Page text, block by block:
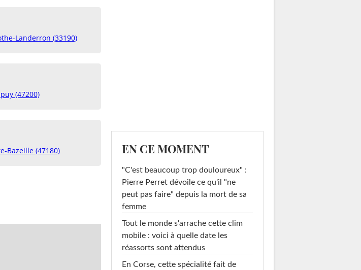
Landerron (33190)
(47200)
Bazeille (47180) EN CE MOMENT
"C'est beaucoup trop douloureux" :
Pierre Perret dévoile ce qu'il "ne
peut pas faire" depuis la mort de sa
femme
Tout le monde s'arrache cette clim
mobile : voici à quelle date les
réassorts sont attendus
En Corse, cette spécialité fait de